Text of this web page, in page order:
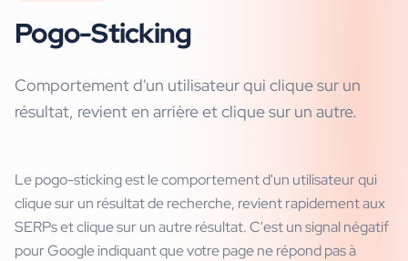
Pogo-Sticking
Comportement d'un utilisateur qui clique sur un
résultat, revient en arrière et clique sur un autre.
Le pogo-sticking est le comportement d'un utilisateur qui
clique sur un résultat de recherche, revient rapidement aux
SERPs et clique sur un autre résultat. C'est un signal négatif
pour Google indiquant que votre page ne répond pas à